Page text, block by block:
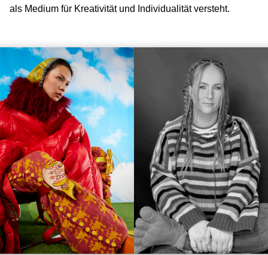
als Medium für Kreativität und Individualität versteht.